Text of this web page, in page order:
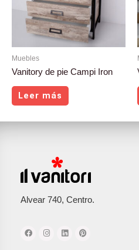
Muebles
Vanitory de pie Campi Iron
Leer más
Alvear 740, Centro.